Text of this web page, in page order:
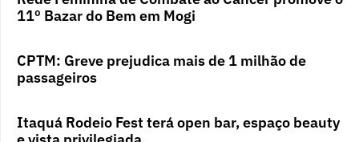
11º Bazar do Bem em Mogi
CPTM: Greve prejudica mais de 1 milhão de
passageiros
Itaquá Rodeio Fest terá open bar, espaço beauty